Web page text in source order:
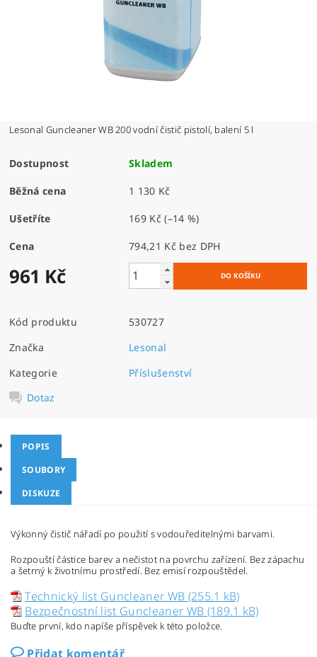
Lesonal Guncleaner WB 200 vodní čistič pistolí, balení 5 l
Dostupnost Skladem
Běžná cena 1 130 Kč
Ušetříte 169 Kč(–14 %)
Cena 794,21 Kč bez DPH
961 Kč
Kód produktu
530727
Značka
Lesonal
Kategorie
Příslušenství
Dotaz
POPIS
SOUBORY
DISKUZE
Výkonný čistič nářadí po použití s vodouředitelnými barvami.
Rozpouští částice barev a nečistot na povrchu zařízení. Bez zápachu
a šetrný k životnímu prostředí. Bez emisí rozpouštědel.
Technický list Guncleaner WB (255.1 kB)
Bezpečnostní list Guncleaner WB (189.1 kB)
Buďte první, kdo napíše příspěvek k této položce.
Přidat komentář